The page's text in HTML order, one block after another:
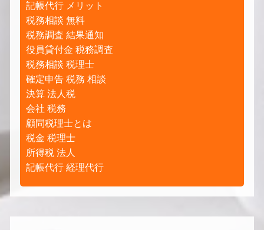
記帳代行 メリット
税務相談 無料
税務調査 結果通知
役員貸付金 税務調査
税務相談 税理士
確定申告 税務 相談
決算 法人税
会社 税務
顧問税理士とは
税金 税理士
所得税 法人
記帳代行 経理代行